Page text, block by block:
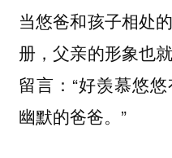
当悠爸和孩子相处
册，父亲的形象也
留言：“好羡慕悠
幽默的爸爸。”